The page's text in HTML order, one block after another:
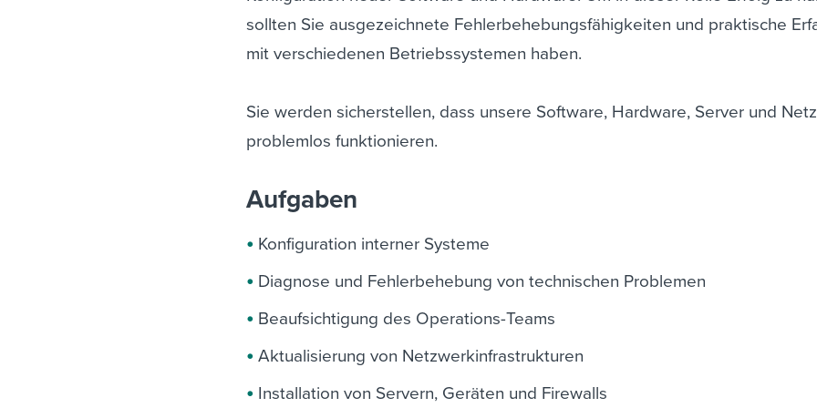
sollten Sie ausgezeichnete Fehlerbehebungsfähigkeiten und praktische
mit verschiedenen Betriebssystemen haben.
Sie werden sicherstellen, dass unsere Software, Hardware, Server und
problemlos funktionieren.
Aufgaben
Konfiguration interner Systeme
Diagnose und Fehlerbehebung von technischen Problemen
Beaufsichtigung des Operations-Teams
Aktualisierung von Netzwerkinfrastrukturen
Installation von Servern, Geräten und Firewalls